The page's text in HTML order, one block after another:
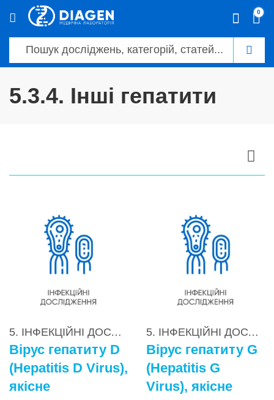
0
5.3.4. Інші гепатити
5. ІНФЕКЦІЙНІ ДОСЛІДЖЕННЯ ,5.3. Вірусні
Вірус гепатиту D
(Hepatitis D Virus),
якісне
5. ІНФЕКЦІЙНІ ДОСЛІДЖЕННЯ
Вірус гепатиту G
(Hepatitis G
Virus), якісне